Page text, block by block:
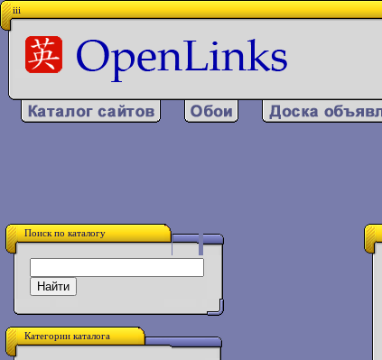
iii
Поиск по каталогу
Категории каталога